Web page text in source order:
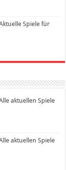
Spiele für
aktuellen Spiele
aktuellen Spiele